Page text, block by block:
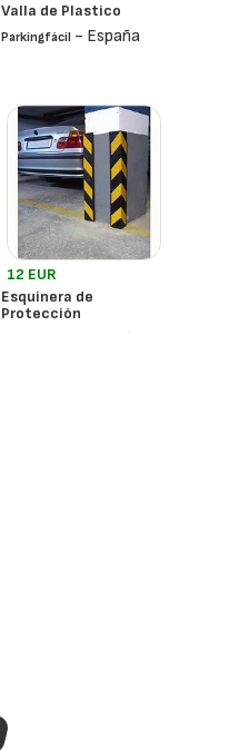
Valla de Plastico
Parkingfácil - España
12 EUR
Esquinera de
Protección
- España